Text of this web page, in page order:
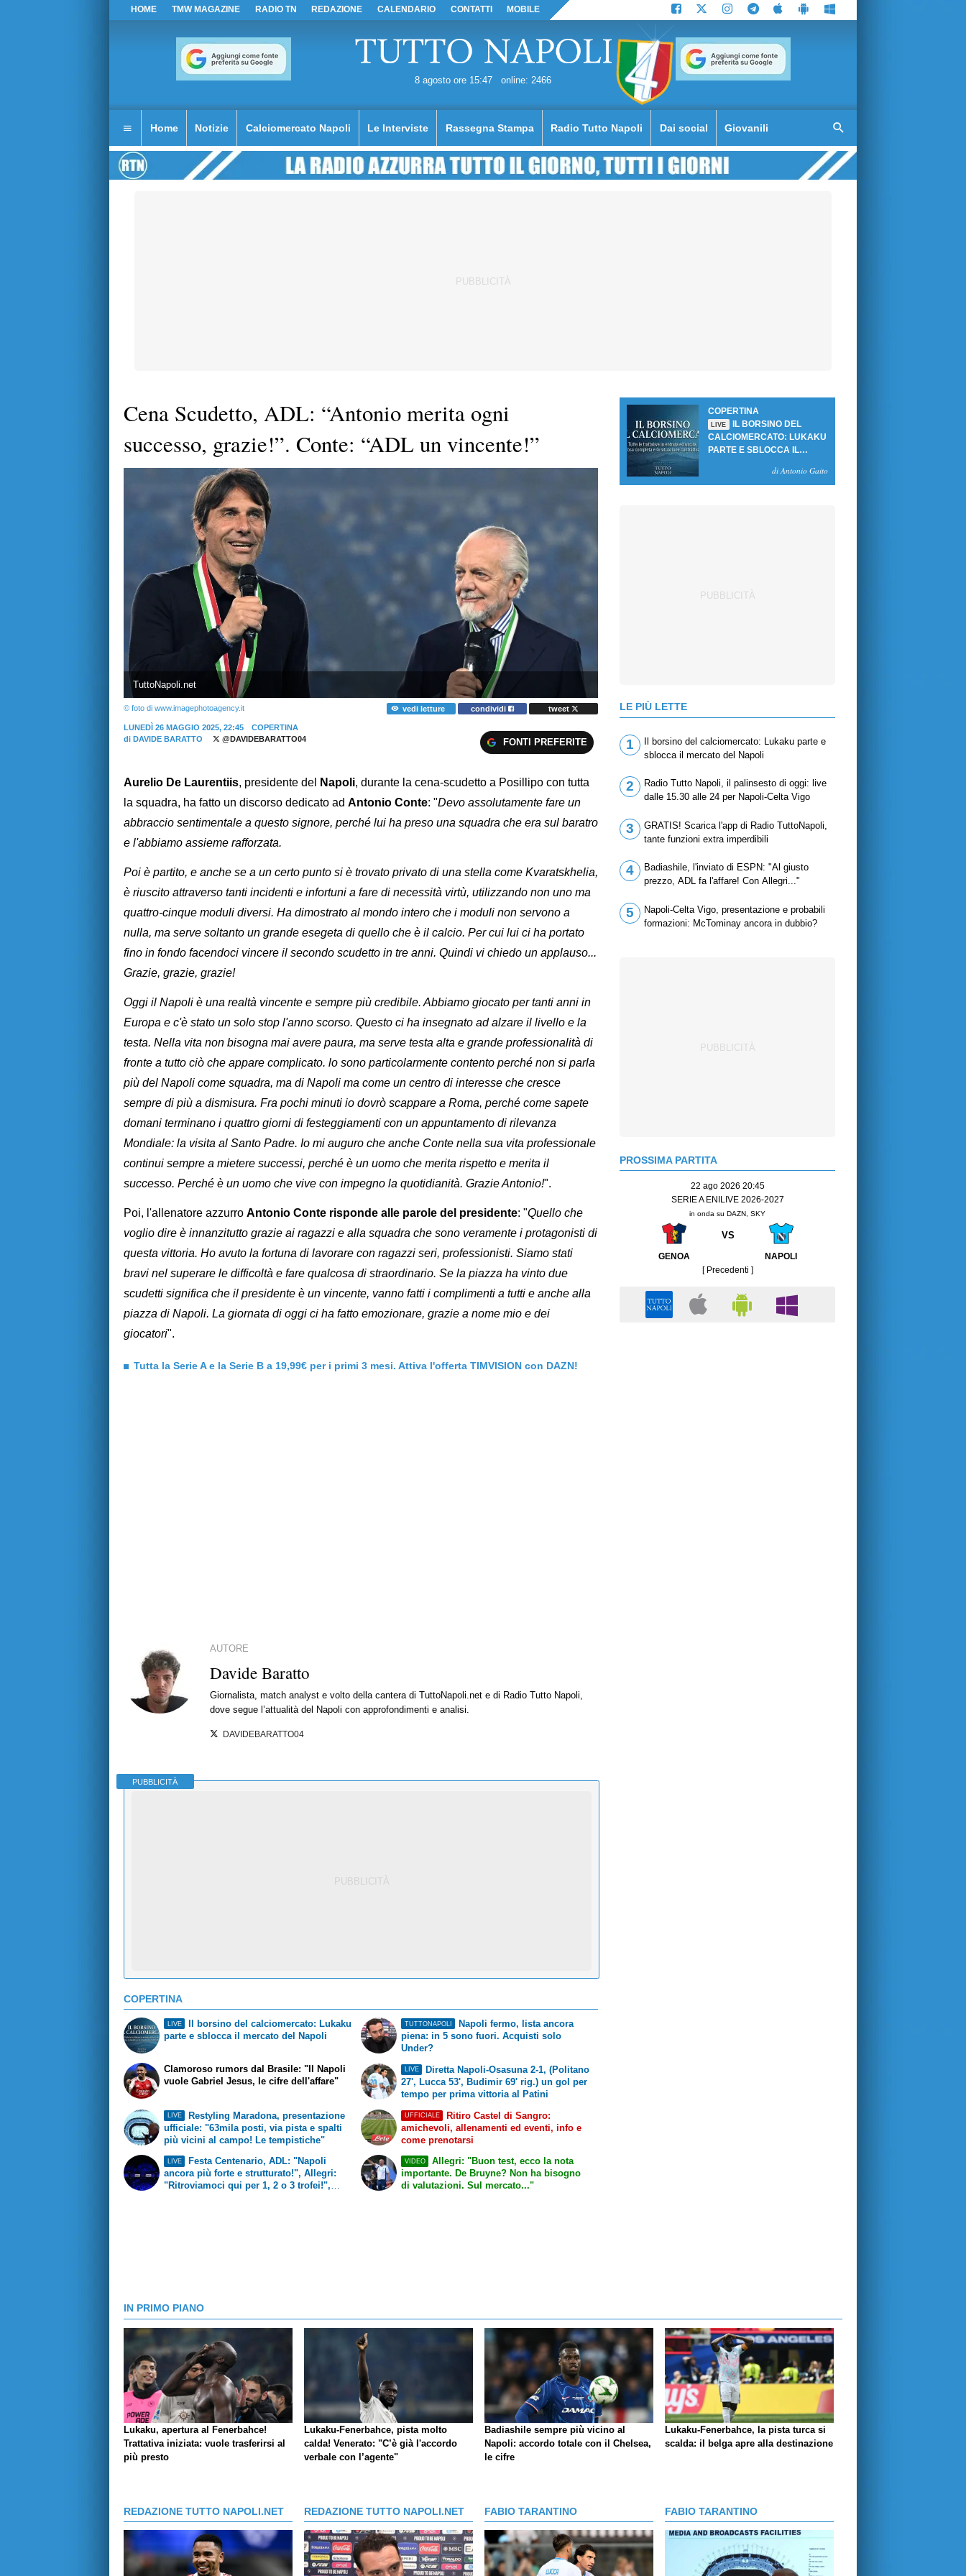
HOME TMW MAGAZINE RADIO TN REDAZIONE CALENDARIO CONTATTI MOBILE
8 agosto ore 15:47 online: 2466
Home Notizie Calciomercato Napoli Le Interviste Rassegna Stampa Radio Tutto Napoli Dai social Giovanili
Cena Scudetto, ADL: “Antonio merita ogni
successo, grazie!”. Conte: “ADL un vincente!”
TuttoNapoli.net
© foto di www.imagephotoagency.it vedi letture condividi tweet
LUNEDÌ 26 MAGGIO 2025, 22:45
COPERTINA
di DAVIDE BARATTO @DAVIDEBARATTO04 FONTI PREFERITE
Aurelio De Laurentiis, presidente del Napoli, durante la cena-scudetto a Posillipo con tutta
la squadra, ha fatto un discorso dedicato ad Antonio Conte: "Devo assolutamente fare un
abbraccio sentimentale a questo signore, perché lui ha preso una squadra che era sul baratro
e l'abbiamo assieme rafforzata.
Poi è partito, e anche se a un certo punto si è trovato privato di una stella come Kvaratskhelia,
è riuscito attraverso tanti incidenti e infortuni a fare di necessità virtù, utilizzando non uno ma
quattro-cinque moduli diversi. Ha dimostrato al mondo intero che i moduli non servono a
nulla, ma serve soltanto un grande esegeta di quello che è il calcio. Per cui lui ci ha portato
fino in fondo facendoci vincere il secondo scudetto in tre anni. Quindi vi chiedo un applauso...
Grazie, grazie, grazie!
Oggi il Napoli è una realtà vincente e sempre più credibile. Abbiamo giocato per tanti anni in
Europa e c'è stato un solo stop l'anno scorso. Questo ci ha insegnato ad alzare il livello e la
testa. Nella vita non bisogna mai avere paura, ma serve testa alta e grande professionalità di
fronte a tutto ciò che appare complicato. lo sono particolarmente contento perché non si parla
più del Napoli come squadra, ma di Napoli ma come un centro di interesse che cresce
sempre di più a dismisura. Fra pochi minuti io dovrò scappare a Roma, perché come sapete
domani terminano i quattro giorni di festeggiamenti con un appuntamento di rilevanza
Mondiale: la visita al Santo Padre. Io mi auguro che anche Conte nella sua vita professionale
continui sempre a mietere successi, perché è un uomo che merita rispetto e merita il
successo. Perché è un uomo che vive con impegno la quotidianità. Grazie Antonio!".
Poi, l'allenatore azzurro Antonio Conte risponde alle parole del presidente: "Quello che
voglio dire è innanzitutto grazie ai ragazzi e alla squadra che sono veramente i protagonisti di
questa vittoria. Ho avuto la fortuna di lavorare con ragazzi seri, professionisti. Siamo stati
bravi nel superare le difficoltà e fare qualcosa di straordinario. Se la piazza ha vinto due
scudetti significa che il presidente è un vincente, vanno fatti i complimenti a tutti e anche alla
piazza di Napoli. La giornata di oggi ci ha fatto emozionare, grazie a nome mio e dei
giocatori".
Tutta la Serie A e la Serie B a 19,99€ per i primi 3 mesi. Attiva l'offerta TIMVISION con DAZN!
AUTORE
Davide Baratto
Giornalista, match analyst e volto della cantera di TuttoNapoli.net e di Radio Tutto Napoli,
dove segue l’attualità del Napoli con approfondimenti e analisi.
DAVIDEBARATTO04
PUBBLICITÀ
COPERTINA
LIVE
Il borsino del calciomercato: Lukaku
parte e sblocca il mercato del Napoli
Clamoroso rumors dal Brasile: "Il Napoli
vuole Gabriel Jesus, le cifre dell'affare"
TUTTONAPOLI
Napoli fermo, lista ancora
piena: in 5 sono fuori. Acquisti solo
Under?
LIVE
Diretta Napoli-Osasuna 2-1, (Politano
27', Lucca 53', Budimir 69' rig.) un gol per
tempo per prima vittoria al Patini
LIVE
Restyling Maradona, presentazione
ufficiale: "63mila posti, via pista e spalti
più vicini al campo! Le tempistiche"
LIVE
Festa Centenario, ADL: "Napoli
ancora più forte e strutturato!", Allegri:
"Ritroviamoci qui per 1, 2 o 3 trofei!",
UFFICIALE
Ritiro Castel di Sangro:
amichevoli, allenamenti ed eventi, info e
come prenotarsi
VIDEO
Allegri: "Buon test, ecco la nota
importante. De Bruyne? Non ha bisogno
di valutazioni. Sul mercato..."
COPERTINA
LIVE
IL BORSINO DEL
CALCIOMERCATO: LUKAKU
PARTE E SBLOCCA IL
di Antonio Gaito
LE PIÙ LETTE
1
Il borsino del calciomercato: Lukaku parte e
sblocca il mercato del Napoli
2
Radio Tutto Napoli, il palinsesto di oggi: live
dalle 15.30 alle 24 per Napoli-Celta Vigo
3
GRATIS! Scarica l'app di Radio TuttoNapoli,
tante funzioni extra imperdibili
4
Badiashile, l'inviato di ESPN: "Al giusto
prezzo, ADL fa l'affare! Con Allegri..."
5
Napoli-Celta Vigo, presentazione e probabili
formazioni: McTominay ancora in dubbio?
PROSSIMA PARTITA
22 ago 2026 20:45
SERIE A ENILIVE 2026-2027
in onda su DAZN, SKY
VS
GENOA
NAPOLI
[ Precedenti ]
IN PRIMO PIANO
Lukaku, apertura al Fenerbahce!
Trattativa iniziata: vuole trasferirsi al
più presto
Lukaku-Fenerbahce, pista molto
calda! Venerato: "C’è già l'accordo
verbale con l’agente"
Badiashile sempre più vicino al
Napoli: accordo totale con il Chelsea,
le cifre
Lukaku-Fenerbahce, la pista turca si
scalda: il belga apre alla destinazione
REDAZIONE TUTTO NAPOLI.NET REDAZIONE TUTTO NAPOLI.NET FABIO TARANTINO FABIO TARANTINO